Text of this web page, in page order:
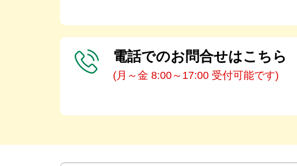
電話でのお問合せはこちら
(月～金 8:00～17:00 受付可能です)